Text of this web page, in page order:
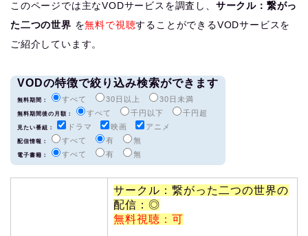
このページでは主なVODサービスを調査し、 サークル：繋がっ
た二つの世界 を無料で視聴することができるVODサービスを
ご紹介しています。
VODの特徴で絞り込み検索ができます
無料期間： すべて 30日以上 30日未満
無料期間後の月額： すべて 千円以下 千円超
見たい番組： ドラマ 映画 アニメ
配信情報： すべて 有 無
電子書籍： すべて 有 無
サークル：繋がった二つの世界の
配信：◎
無料視聴：可